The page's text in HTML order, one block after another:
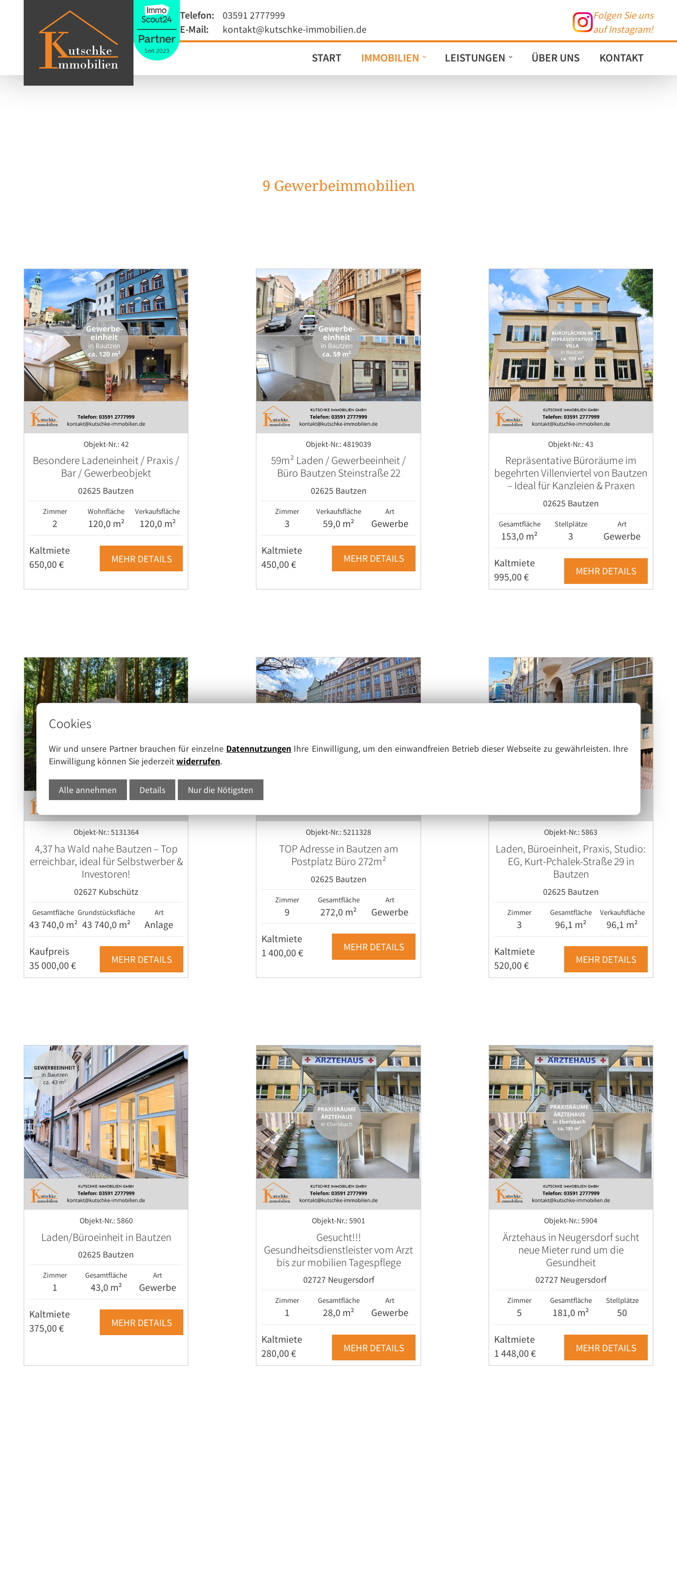
Telefon:
03591 2777999
E-Mail:
kontakt@kutschke-immobilien.de
Folgen Sie uns
auf Instagram!
START IMMOBILIEN LEISTUNGEN ÜBER UNS KONTAKT
9 Gewerbeimmobilien
Objekt-Nr.: 42
Besondere Ladeneinheit / Praxis /
Bar / Gewerbeobjekt
02625 Bautzen
Zimmer
2
Wohnfläche
120,0 m²
Verkaufsfläche
120,0 m²
Kaltmiete
650,00 €
MEHR DETAILS
Objekt-Nr.: 4819039
59m² Laden / Gewerbeeinheit /
Büro Bautzen Steinstraße 22
02625 Bautzen
Zimmer
3
Verkaufsfläche
59,0 m²
Art
Gewerbe
Kaltmiete
450,00 €
MEHR DETAILS
Objekt-Nr.: 43
Repräsentative Büroräume im
begehrten Villenviertel von Bautzen
– Ideal für Kanzleien & Praxen
02625 Bautzen
Gesamtfläche
153,0 m²
Stellplätze
3
Art
Gewerbe
Kaltmiete
995,00 €
MEHR DETAILS
Objekt-Nr.: 5131364
4,37 ha Wald nahe Bautzen – Top
erreichbar, ideal für Selbstwerber &
Investoren!
02627 Kubschütz
Gesamtfläche
43 740,0 m²
Grundstücksfläche
43 740,0 m²
Art
Anlage
Kaufpreis
35 000,00 €
MEHR DETAILS
Objekt-Nr.: 5211328
TOP Adresse in Bautzen am
Postplatz Büro 272m²
02625 Bautzen
Zimmer
9
Gesamtfläche
272,0 m²
Art
Gewerbe
Kaltmiete
1 400,00 €
MEHR DETAILS
Objekt-Nr.: 5863
Laden, Büroeinheit, Praxis, Studio:
EG, Kurt-Pchalek-Straße 29 in
Bautzen
02625 Bautzen
Zimmer
3
Gesamtfläche
96,1 m²
Verkaufsfläche
96,1 m²
Kaltmiete
520,00 €
MEHR DETAILS
Objekt-Nr.: 5860
Laden/Büroeinheit in Bautzen
02625 Bautzen
Zimmer
1
Gesamtfläche
43,0 m²
Art
Gewerbe
Kaltmiete
375,00 €
MEHR DETAILS
Objekt-Nr.: 5901
Gesucht!!!
Gesundheitsdienstleister vom Arzt
bis zur mobilien Tagespflege
02727 Neugersdorf
Zimmer
1
Gesamtfläche
28,0 m²
Art
Gewerbe
Kaltmiete
280,00 €
MEHR DETAILS
Objekt-Nr.: 5904
Ärztehaus in Neugersdorf sucht
neue Mieter rund um die
Gesundheit
02727 Neugersdorf
Zimmer
5
Gesamtfläche
181,0 m²
Stellplätze
50
Kaltmiete
1 448,00 €
MEHR DETAILS
Cookies
Wir und unsere Partner brauchen für einzelne Datennutzungen Ihre Einwilligung, um den einwandfreien Betrieb dieser Webseite zu gewährleisten. Ihre
Einwilligung können Sie jederzeitwiderrufen.
Alle annehmen Details Nur die Nötigsten